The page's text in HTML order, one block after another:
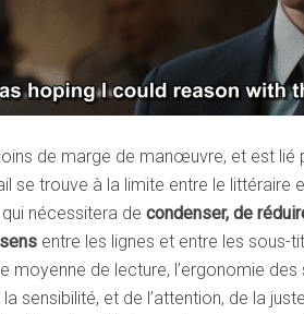
de marge de manœuvre, et est
se trouve à la limite entre le littéraire
nécessitera de condenser, de
entre les lignes et entre les sous-
moyenne de lecture, l’ergonomie des
sensibilité, et de l’attention, de la